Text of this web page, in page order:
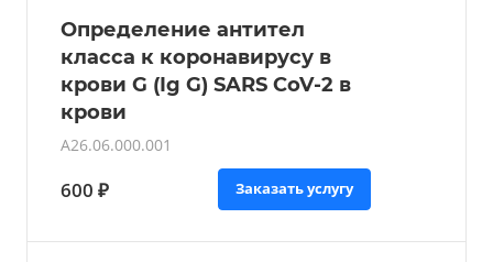
Определение антител
класса к коронавирусу в
крови G (Ig G) SARS CoV-2 в
крови
А26.06.000.001
600 ₽ Заказать услугу